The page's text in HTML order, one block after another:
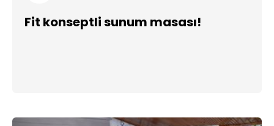
Fit konseptli sunum masası!